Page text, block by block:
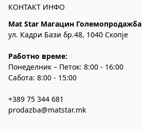
КОНТАКТ ИНФО
Mat Star Магацин Големопродажба
ул. Кадри Бази бр.48, 1040 Скопје
Работно време:
Понеделник – Петок: 8:00 - 16:00
Сабота: 8:00 - 15:00
+389 75 344 681
prodazba@matstar.mk